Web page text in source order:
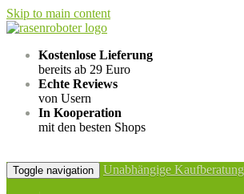
Skip to main content
Kostenlose Lieferung
bereits ab 29 Euro
Echte Reviews
von Usern
In Kooperation
mit den besten Shops
Toggle navigation Unabhängige Kaufberatung